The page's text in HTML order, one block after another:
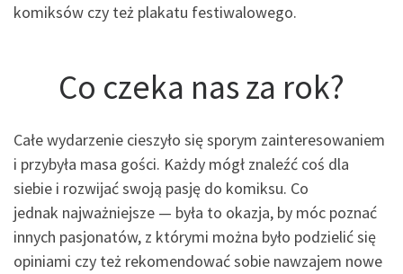
komiksów czy też plakatu festiwalowego.
Co czeka nas za rok?
Całe wydarzenie cieszyło się sporym zainteresowaniem
i przybyła masa gości. Każdy mógł znaleźć coś dla
siebie i rozwijać swoją pasję do komiksu. Co
jednak najważniejsze — była to okazja, by móc poznać
innych pasjonatów, z którymi można było podzielić się
opiniami czy też rekomendować sobie nawzajem nowe